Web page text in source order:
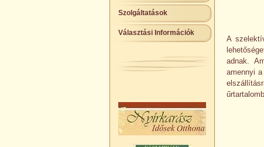
Szolgáltatások
Választási Információk
A
adnak.
amennyi